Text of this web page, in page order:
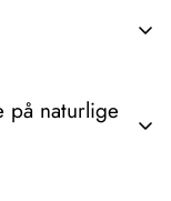
dekkes, gi oss
varene være
som da de
på naturlige